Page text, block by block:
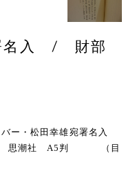
名入 / 財部
ー・松田幸雄宛署名入
ミ 思潮社 A5判 （目